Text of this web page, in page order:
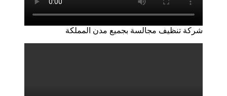
شركة تنظيف مجالسة بجميع مدن المملكة